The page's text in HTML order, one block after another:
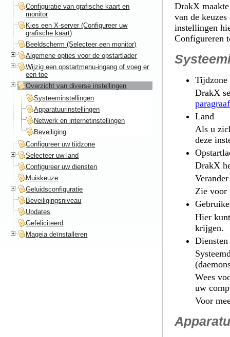
DrakX
van de
instellingen
Configureren
Tijdzone
DrakX
Land
Als u
deze
DrakX
Zie voor
Hier
krijgen.
Diensten
Wees
uw
Voor
Configuratie van grafische kaart en
monitor
Kies een X-server (Configureer uw
grafische kaart)
Beeldscherm (Selecteer een monitor)
Algemene opties voor de opstartlader
Wijzig een opstartmenu-ingang of voeg er
een toe
Overzicht van diverse instellingen
Systeeminstellingen
Apparatuurinstellingen
Netwerk en internetinstellingen
Beveiliging
Configureer uw tijdzone
Selecteer uw land
Configureer uw diensten
Muiskeuze
Geluidsconfiguratie
Beveiligingsniveau
Updates
Gefeliciteerd
Mageia deïnstalleren